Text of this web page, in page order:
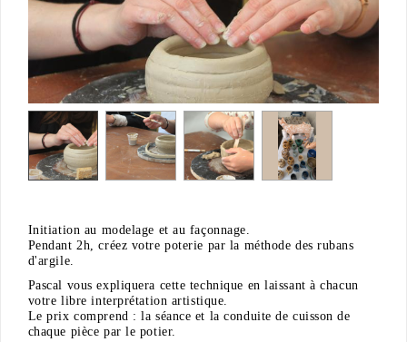
Initiation au modelage et au façonnage.
Pendant 2h, créez votre poterie par la méthode des rubans
d'argile.
Pascal vous expliquera cette technique en laissant à chacun
votre libre interprétation artistique.
Le prix comprend : la séance et la conduite de cuisson de
chaque pièce par le potier.